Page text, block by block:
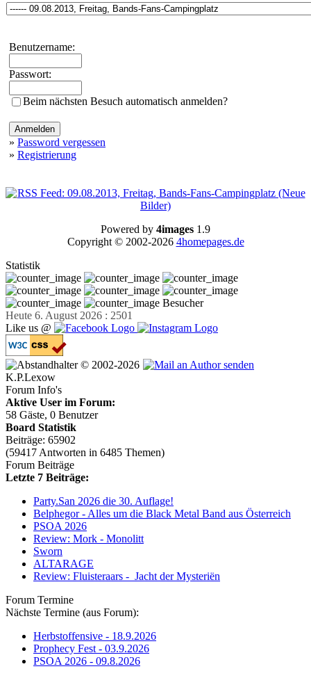
Benutzername:
Passwort:
Beim nächsten Besuch automatisch anmelden?
» Password vergessen
» Registrierung
Powered by 4images 1.9
Copyright © 2002-2026 4homepages.de
Statistik
Besucher
Heute 6. August 2026 : 2501
Like us @
© 2002-2026
K.P.Lexow
Forum Info's
Aktive User im Forum:
58 Gäste, 0 Benutzer
Board Statistik
Beiträge: 65902
(59417 Antworten in 6485 Themen)
Forum Beiträge
Letzte 7 Beiträge:
Party.San 2026 die 30. Auflage!
Belphegor - Alles um die Black Metal Band aus Österreich
PSOA 2026
Review: Mork - Monolitt
Sworn
ALTARAGE
Review: Fluisteraars - Jacht der Mysteriën
Forum Termine
Nächste Termine (aus Forum):
Herbstoffensive - 18.9.2026
Prophecy Fest - 03.9.2026
PSOA 2026 - 09.8.2026